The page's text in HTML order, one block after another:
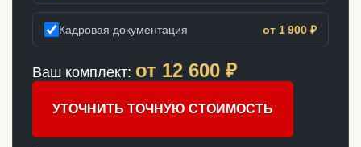
Кадровая документация от 1 900 ₽
Ваш комплект: от 12 600 ₽
УТОЧНИТЬ ТОЧНУЮ СТОИМОСТЬ